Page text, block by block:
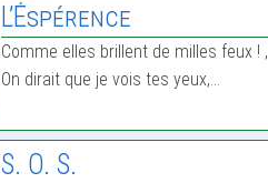
L’Éspérence
Comme elles brillent de milles feux ! ,
On dirait que je vois tes yeux,…
S. O. S.